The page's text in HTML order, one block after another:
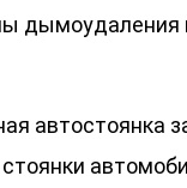
дымоудаления
автостоянка